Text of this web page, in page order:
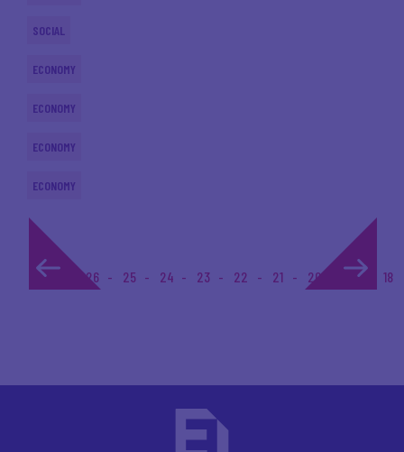
SOCIAL
ECONOMY
ECONOMY
ECONOMY
ECONOMY
1... 26 25 24 23 22 21 20 18